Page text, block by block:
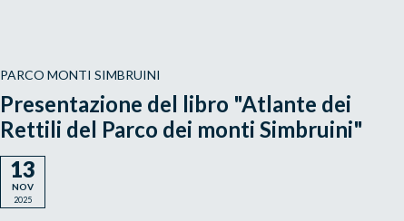
PARCO MONTI SIMBRUINI
Presentazione del libro "Atlante dei
Rettili del Parco dei monti Simbruini"
13
NOV
2025